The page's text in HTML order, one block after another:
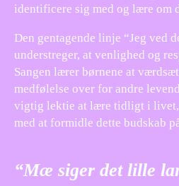
identificere sig med og lære om
Den gentagende linje “Jeg ved
understreger, at venlighed og
Sangen lærer børnene at
medfølelse over for andre
vigtig lektie at lære tidligt i livet,
med at formidle dette budskab
“Mæ siger det lille